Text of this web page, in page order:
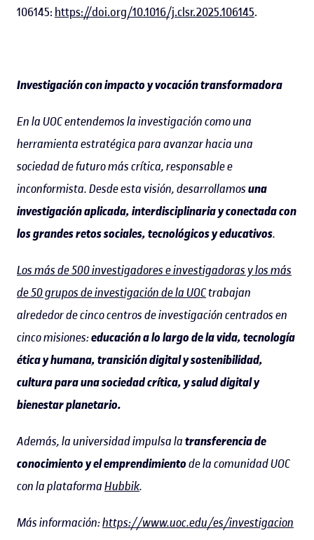
106145: https://doi.org/10.1016/j.clsr.2025.106145.
Investigación con impacto y vocación transformadora
En la UOC entendemos la investigación como una
herramienta estratégica para avanzar hacia una
sociedad de futuro más crítica, responsable e
inconformista. Desde esta visión, desarrollamosuna
investigación aplicada, interdisciplinaria y conectada con
los grandes retos sociales, tecnológicos y educativos.
Los más de 500 investigadores e investigadoras y los más
de 50 grupos de investigación de la UOCtrabajan
alrededor de cinco centros de investigación centrados en
cinco misiones:educación a lo largo de la vida, tecnología
ética y humana, transición digital y sostenibilidad,
cultura para una sociedad crítica, y salud digital y
bienestar planetario.
Además, la universidad impulsa latransferencia de
conocimiento y el emprendimientode la comunidad UOC
con la plataformaHubbik.
Más información:https://www.uoc.edu/es/investigacion